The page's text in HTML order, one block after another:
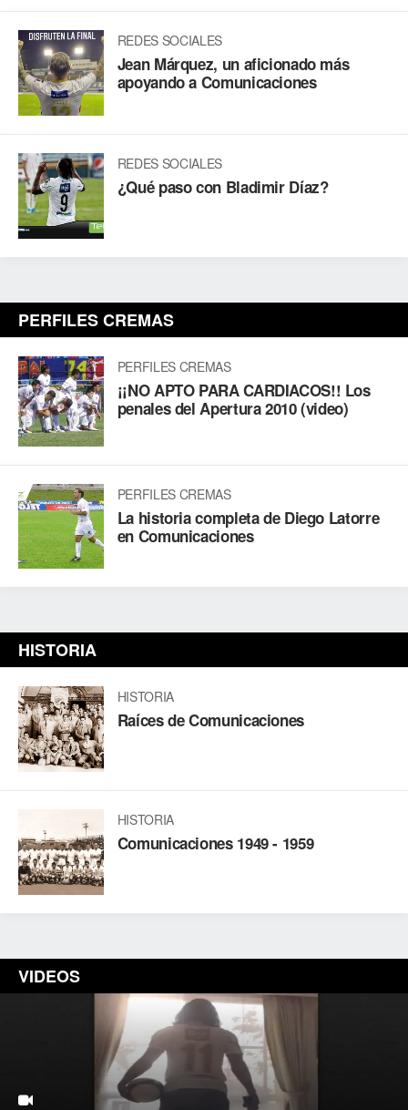
REDES SOCIALES
Jean Márquez, un aficionado más
apoyando a Comunicaciones
REDES SOCIALES
¿Qué paso con Bladimir Díaz?
PERFILES CREMAS
PERFILES CREMAS
¡¡NO APTO PARA CARDIACOS!! Los
penales del Apertura 2010 (video)
PERFILES CREMAS
La historia completa de Diego Latorre
en Comunicaciones
HISTORIA
HISTORIA
Raíces de Comunicaciones
HISTORIA
Comunicaciones 1949 - 1959
VIDEOS